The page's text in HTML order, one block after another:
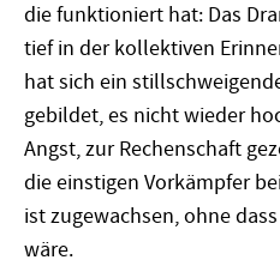
die funktioniert hat: Das
tief in der kollektiven
hat sich ein
gebildet, es nicht wieder
Angst, zur Rechenschaft
die einstigen Vorkämpfer
ist zugewachsen, ohne
wäre.